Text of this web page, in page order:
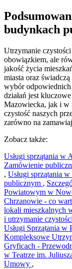
budynkach
Utrzymanie
obowiązkiem, ale
jakość życia
miasta oraz
wybór
działań jest
Mazowiecka, jak i w
czystość naszych
zarówno na
Zobacz także:
Usługi sprzątania w
Zamówienie
, Usługi sprzątania
publicznym ,
Powiatowym w
Chrzanowie - co
lokali mieszkalnych
i utrzymanie
Usługi Sprzątania w
Kompleksowe
Gryficach -
w Teatrze im.
Umowy ,